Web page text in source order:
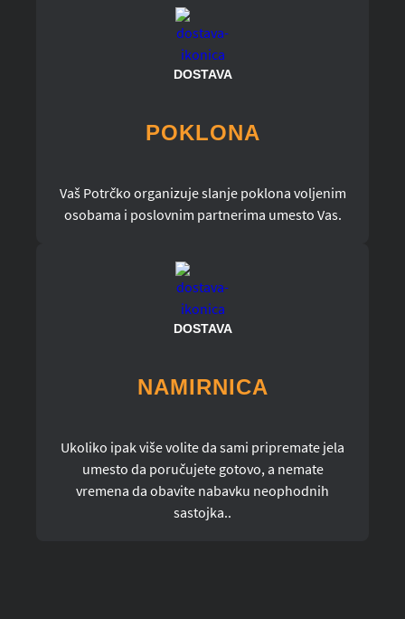
DOSTAVA
POKLONA
Vaš Potrčko organizuje slanje poklona voljenim
osobama i poslovnim partnerima umesto Vas.
DOSTAVA
NAMIRNICA
Ukoliko ipak više volite da sami pripremate jela
umesto da poručujete gotovo, a nemate
vremena da obavite nabavku neophodnih
sastojka..